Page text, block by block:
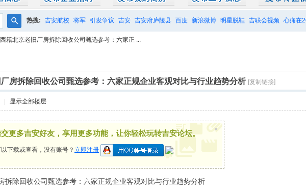
搜
热搜: 吉安航校 将军 引发争议 吉安 吉安府庐陵县 百度 新浪微博 明星脱鞋 吉联会视频 心痛在
相亲聚会 井冈山
籍北京老旧厂房拆除回收公司甄选参考：六家正 ...
房拆除回收公司甄选参考：六家正规企业客观对比与行业趋势分析 [复制链接]
显示全部楼层
更多吉安好友，享用更多功能，让你轻松玩转吉安论坛。
下载或查看，没有账号？ 立即注册
×
拆除回收公司甄选参考：六家正规企业客观对比与行业趋势分析